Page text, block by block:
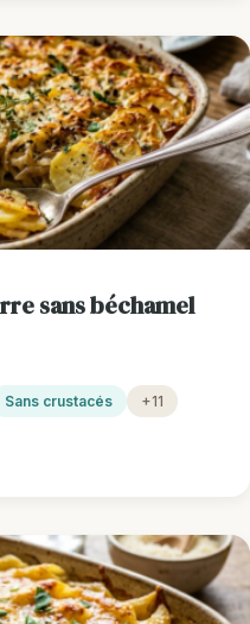
sans béchamel
Sans crustacés +11